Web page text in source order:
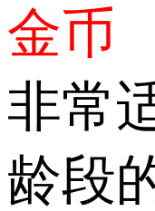
金币
非常
龄段